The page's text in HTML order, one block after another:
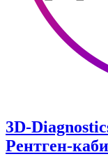
3D-
Рентген-